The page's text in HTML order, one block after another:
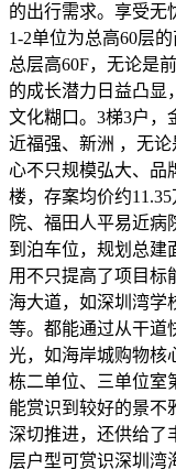
的出行需求。享受无
1-2单位为总高60层的
总层高60F，无论是
的成长潜力日益凸显
文化糊口。3梯3户，
近福强、新洲 ，无
心不只规模弘大、品
楼，存案均价约
院、福田人平易近病
到泊车位，规划总建
用不只提高了项目标
海大道，如深圳湾学
等。都能通过从干道
光，如海岸城购物核
栋二单位、三单位室
能赏识到较好的景不
深切推进，还供给了
层户型可赏识深圳湾